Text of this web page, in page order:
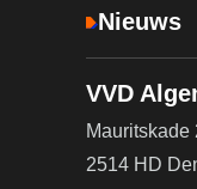
Nieuws
VVD
Mauritskade
2514 HD